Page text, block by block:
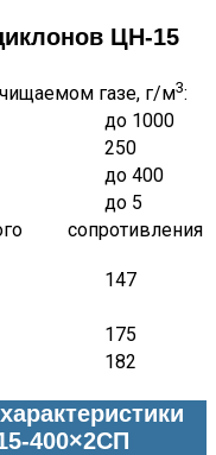
ЦН-15
газе, г/м3:
до 1000
250
до 400
до 5
сопротивления
147
175
182
400×2СП